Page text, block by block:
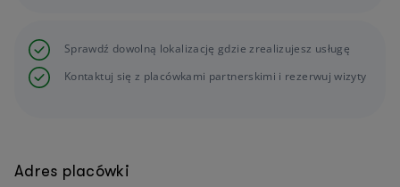
Adres placówki
Sprawdź dowolną lokalizację gdzie zrealizujesz usługę
Kontaktuj się z placówkami partnerskimi i rezerwuj wizyty